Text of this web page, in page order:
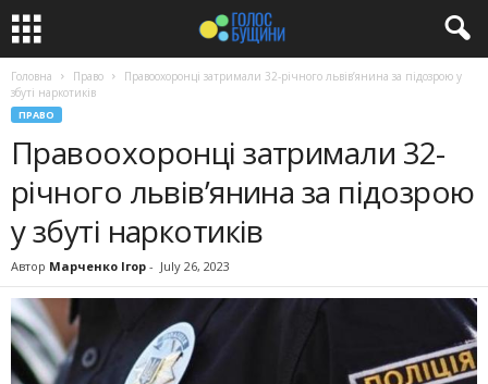
Головна Право
Правоохоронці затримали 32-річного львів’янина за підозрою у
збуті наркотиків
ПРАВО
Правоохоронці затримали 32-
річного львів’янина за підозрою
у збуті наркотиків
Автор Марченко Ігор - July 26, 2023